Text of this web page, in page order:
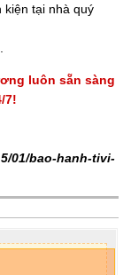
kiện tại nhà quý
luôn sẵn sàng
7!
01/bao-hanh-tivi-